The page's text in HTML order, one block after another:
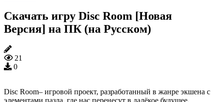
Скачать игру Disc Room [Новая
Версия] на ПК (на Русском)
21
0
Disc Room– игровой проект, разработанный в жанре экшена с
элементами пазла, где нас перенесут в далёкое будущее.